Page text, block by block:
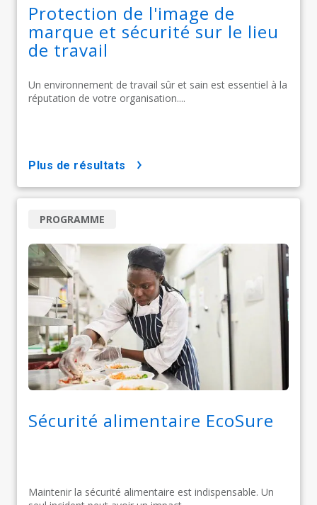
Protection de l'image de
marque et sécurité sur le lieu
de travail
Un environnement de travail sûr et sain est essentiel à la
réputation de votre organisation....
plus de résultats
Sécurité alimentaire EcoSure
Maintenir la sécurité alimentaire est indispensable. Un
PROGRAMME